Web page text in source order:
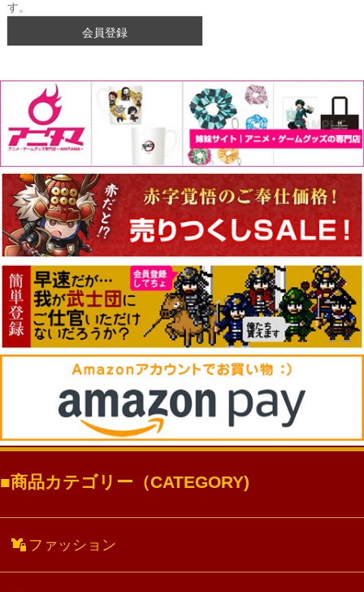
す。
会員登録
商品カテゴリー（CATEGORY)
ファッション